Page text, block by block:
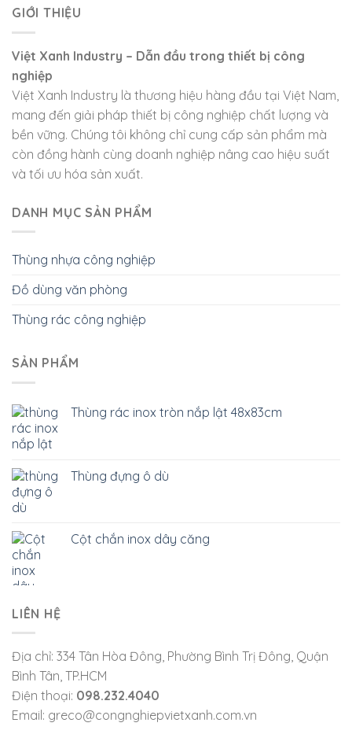
GIỚI THIỆU
Việt Xanh Industry – Dẫn đầu trong thiết bị công
nghiệp
Việt Xanh Industry là thương hiệu hàng đầu tại Việt Nam,
mang đến giải pháp thiết bị công nghiệp chất lượng và
bền vững. Chúng tôi không chỉ cung cấp sản phẩm mà
còn đồng hành cùng doanh nghiệp nâng cao hiệu suất
và tối ưu hóa sản xuất.
DANH MỤC SẢN PHẨM
Thùng nhựa công nghiệp
Đồ dùng văn phòng
Thùng rác công nghiệp
SẢN PHẨM
Thùng rác inox tròn nắp lật 48x83cm
Thùng đựng ô dù
Cột chắn inox dây căng
LIÊN HỆ
Địa chỉ: 334 Tân Hòa Đông, Phường Bình Trị Đông, Quận
Bình Tân, TP.HCM
Điện thoại: 098.232.4040
Email: greco@congnghiepvietxanh.com.vn